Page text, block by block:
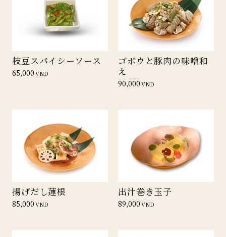
枝豆スパイシーソース
65,000VND
ゴボウと豚肉の味噌和
え
90,000VND
揚げだし蓮根
85,000VND
出汁巻き玉子
89,000VND